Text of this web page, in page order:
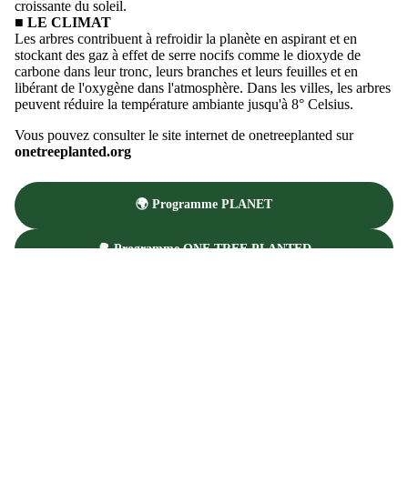
croissante du soleil.
■ LE CLIMAT
Les arbres contribuent à refroidir la planète en aspirant et en
stockant des gaz à effet de serre nocifs comme le dioxyde de
carbone dans leur tronc, leurs branches et leurs feuilles et en
libérant de l'oxygène dans l'atmosphère. Dans les villes, les arbres
peuvent réduire la température ambiante jusqu'à 8° Celsius.
Vous pouvez consulter le site internet de onetreeplanted sur
onetreeplanted.org
🌍 Programme PLANET
🌳 Programme ONE TREE PLANTED